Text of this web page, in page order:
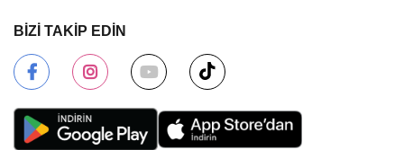
BİZİ TAKİP EDİN